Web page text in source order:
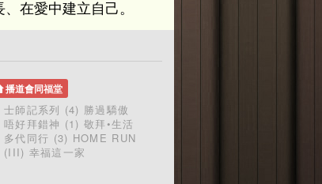
在愛中建立自己。
播道會同福堂
士師記系列 (4) 勝過驕傲
唔好拜錯神 (1) 敬拜•生活
多代同行 (3) HOME RUN
(III) 幸福這一家